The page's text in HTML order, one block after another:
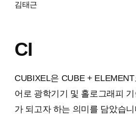
김태근
CI
CUBIXEL은 CUBE +
어로 광학기기 및 홀로그래피
가 되고자 하는 의미를 담았습